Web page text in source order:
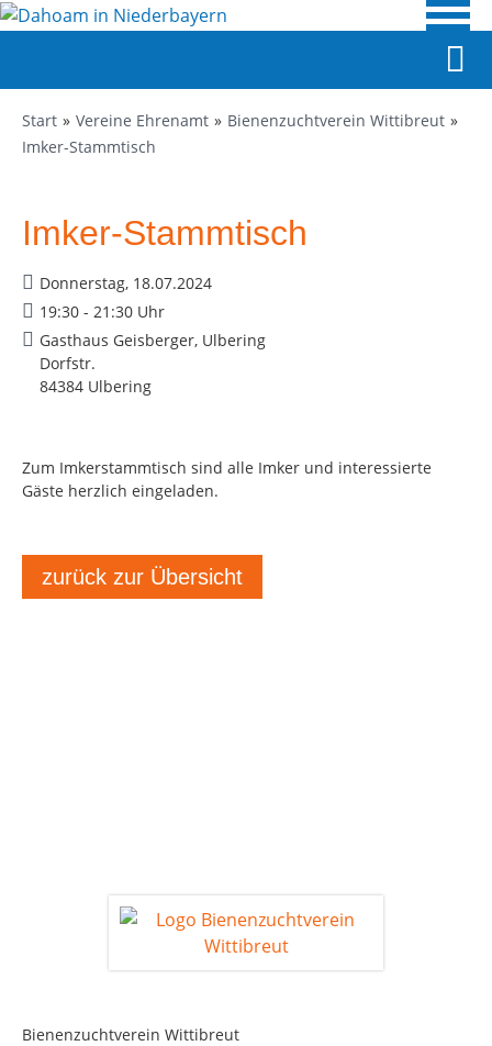
Start Vereine Ehrenamt
Bienenzuchtverein Wittibreut
Imker-Stammtisch
Bienenzuchtverein Wittibreut
Imker-Stammtisch
Donnerstag, 18.07.2024
19:30 - 21:30 Uhr
Gasthaus Geisberger, Ulbering
Dorfstr.
84384 Ulbering
Zum Imkerstammtisch sind alle Imker und interessierte
Gäste herzlich eingeladen.
zurück zur Übersicht